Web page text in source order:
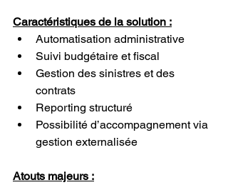
Caractéristiques de la solution :
Automatisation administrative
Suivi budgétaire et fiscal
Gestion des sinistres et des
contrats
Reporting structuré
Possibilité d’accompagnement via
gestion externalisée
Atouts majeurs :